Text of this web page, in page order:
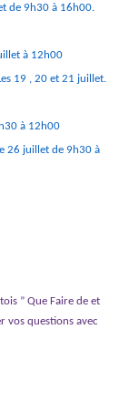
de 9h30 à 16h00.
à 12h00
19 , 20 et 21 juillet.
à 12h00
26 juillet de 9h30 à
” Que Faire de et
vos questions avec